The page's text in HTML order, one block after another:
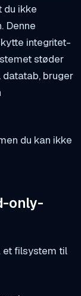
du ikke
Denne
integritet­
støder
bruger
du kan ikke
only-
et filsystem til